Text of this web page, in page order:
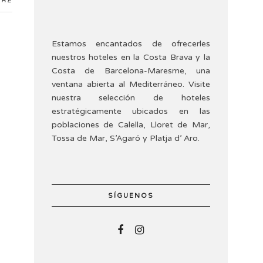
Estamos encantados de ofrecerles
nuestros hoteles en la Costa Brava y la
Costa de Barcelona-Maresme, una
ventana abierta al Mediterráneo. Visite
nuestra selección de hoteles
estratégicamente ubicados en las
poblaciones de Calella, Lloret de Mar,
Tossa de Mar, S’Agaró y Platja d’ Aro.
SÍGUENOS